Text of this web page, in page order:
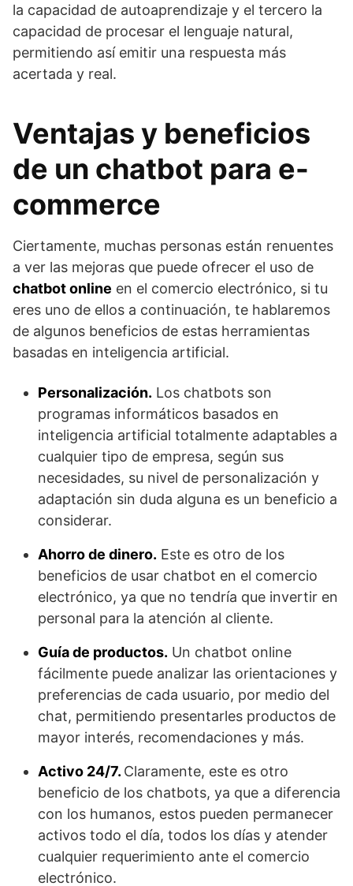
la capacidad de autoaprendizaje y el tercero la
capacidad de procesar el lenguaje natural,
permitiendo así emitir una respuesta más
acertada y real.
Ventajas y beneficios
de un chatbot para e-
commerce
Ciertamente, muchas personas están renuentes
a ver las mejoras que puede ofrecer el uso de
chatbot online en el comercio electrónico, si tu
eres uno de ellos a continuación, te hablaremos
de algunos beneficios de estas herramientas
basadas en inteligencia artificial.
Personalización. Los chatbots son
programas informáticos basados en
inteligencia artificial totalmente adaptables a
cualquier tipo de empresa, según sus
necesidades, su nivel de personalización y
adaptación sin duda alguna es un beneficio a
considerar.
Ahorro de dinero. Este es otro de los
beneficios de usar chatbot en el comercio
electrónico, ya que no tendría que invertir en
personal para la atención al cliente.
Guía de productos. Un chatbot online
fácilmente puede analizar las orientaciones y
preferencias de cada usuario, por medio del
chat, permitiendo presentarles productos de
mayor interés, recomendaciones y más.
Activo 24/7. Claramente, este es otro
beneficio de los chatbots, ya que a diferencia
con los humanos, estos pueden permanecer
activos todo el día, todos los días y atender
cualquier requerimiento ante el comercio
electrónico.